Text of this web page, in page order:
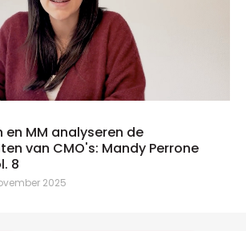
en MM analyseren de
van CMO's: Mandy Perrone
8
2025